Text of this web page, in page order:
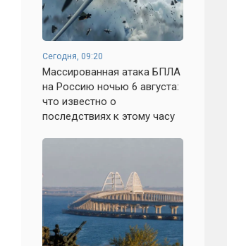
Сегодня, 09:20
Массированная атака БПЛА
на Россию ночью 6 августа:
что известно о
последствиях к этому часу